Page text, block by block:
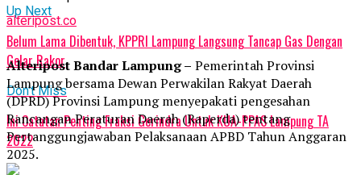
Up Next
Belum Lama Dibentuk, KPPRI Lampung Langsung Tancap Gas Dengan
Gelar Rakor
Don't Miss
Ini Catatan Penting Fraksi Gerindra Untuk KUA-PPAS Lampung TA
2022
alteripost.co
Alteripost Bandar Lampung – Pemerintah Provinsi
Lampung bersama Dewan Perwakilan Rakyat Daerah
(DPRD) Provinsi Lampung menyepakati pengesahan
Rancangan Peraturan Daerah (Raperda) tentang
Pertanggungjawaban Pelaksanaan APBD Tahun Anggaran
2025.